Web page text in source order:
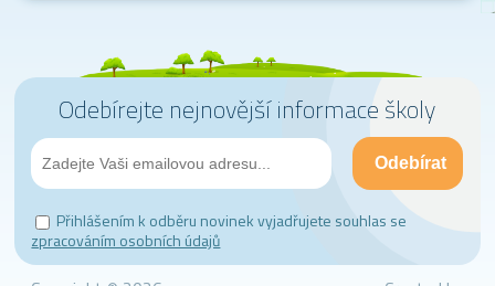
Odebírejte nejnovější informace školy
Přihlášením k odběru novinek vyjadřujete souhlas se
zpracováním osobních údajů